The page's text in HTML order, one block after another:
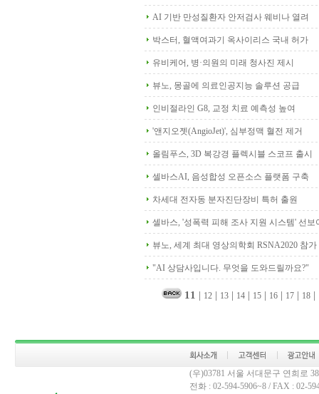
AI 기반 만성질환자 안저검사 웨비나 열려
박스터, 혈액여과기 옥사이리스 국내 허가
유비케어, 병·의원의 미래 청사진 제시
뷰노, 몽골에 의료인공지능 솔루션 공급
인비절라인 G8, 교정 치료 예측성 높여
'앤지오젯(AngioJet)', 심부정맥 혈전 제거
올림푸스, 3D 복강경 플렉시블 스코프 출시
셀바스AI, 음성합성 오픈소스 플랫폼 구축
차세대 전자동 분자진단장비 특허 출원
셀바스, '성폭력 피해 조사 지원 시스템' 선보
뷰노, 세계 최대 영상의학회 RSNA2020 참가
"AI 상담사입니다. 무엇을 도와드릴까요?"
11 | 12| 13| 14| 15| 16| 17| 18|
(우)03781 서울 서대문구 연희로
전화 : 02-594-5906~8 / FAX : 02-